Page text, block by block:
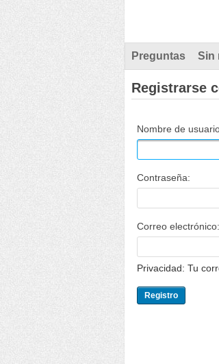
Preguntas Sin
Registrarse
Nombre de
Contraseña:
Correo electrónico:
Privacidad: Tu